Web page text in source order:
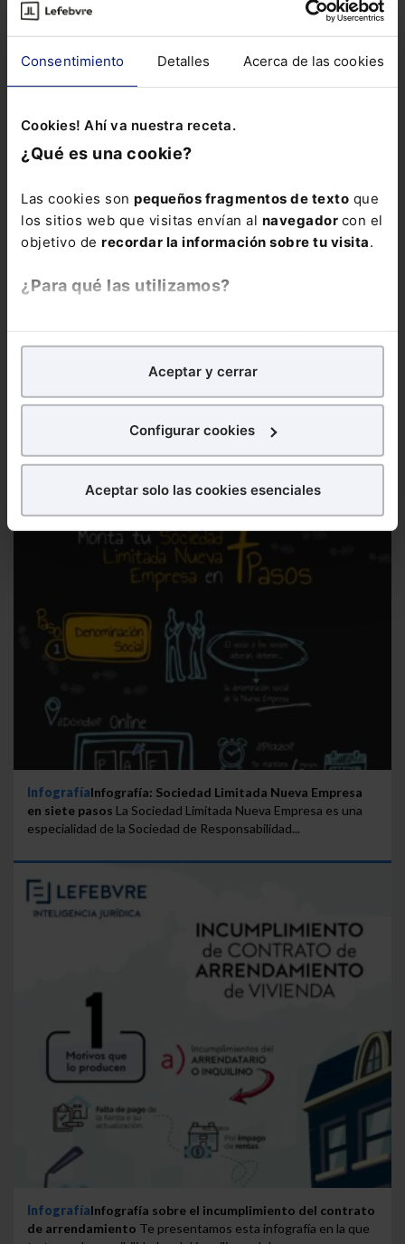
Consentimiento Detalles Acerca de las cookies
Cookies! Ahí va nuestra receta.
¿Qué es una cookie?
Las cookies son pequeños fragmentos de texto que
los sitios web que visitas envían al navegador con el
objetivo de recordar la información sobre tu visita.
¿Para qué las utilizamos?
analíticospara tratar demejorar tu experienciaen
nuestra página web. También con fines publicitarios,
para poder mostrarte publicidad y contenidos de tu
¿Qué puedes hacer?
en la web sea óptima
aceptar solo las esenciales
todas las cookies excepto aquellas imprescindibles.
configurar
seleccionar solo aquellas que quieras permitir en tu
navegador. Si no seleccionas ninguna utilizaremos
las que sean indispensables para la navegación.
Saber más acerca de las cookies
Aceptar y cerrar
Configurar cookies
Aceptar solo las cookies esenciales
Incapacidad Temporal. Infografía
cuestiones como...
InfografíaInfografía: Sociedad Limitada Nueva Empresa
en siete pasos La Sociedad Limitada Nueva Empresa es una
especialidad de la Sociedad de Responsabilidad...
InfografíaInfografía sobre el incumplimiento del contrato
de arrendamiento Te presentamos esta infografía en la que